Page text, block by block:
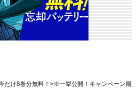
だけ8巻分無料！>※一挙公開！キャンペーン期